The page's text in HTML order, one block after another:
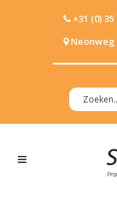
+31 (0) 35
Neonweg